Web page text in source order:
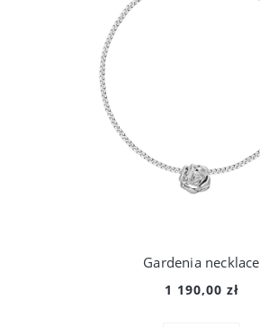
Gardenia necklace
1 190,00 zł